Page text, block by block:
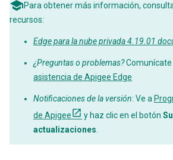
Para obtener más información,
recursos:
Edge para la nube privada 4.19.01
¿Preguntas o problemas?Comunícate
asistencia de Apigee Edge
Notificaciones de la versión: Ve a
de Apigee
y haz clic en el botón
actualizaciones